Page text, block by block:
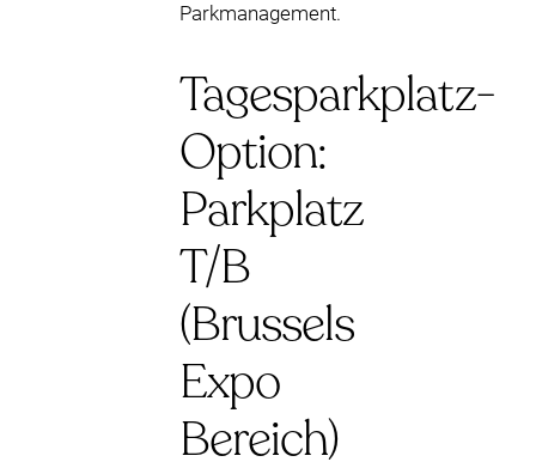
Parkmanagement.
Tagesparkplatz-
Option:
Parkplatz
T/B
(Brussels
Expo
Bereich)